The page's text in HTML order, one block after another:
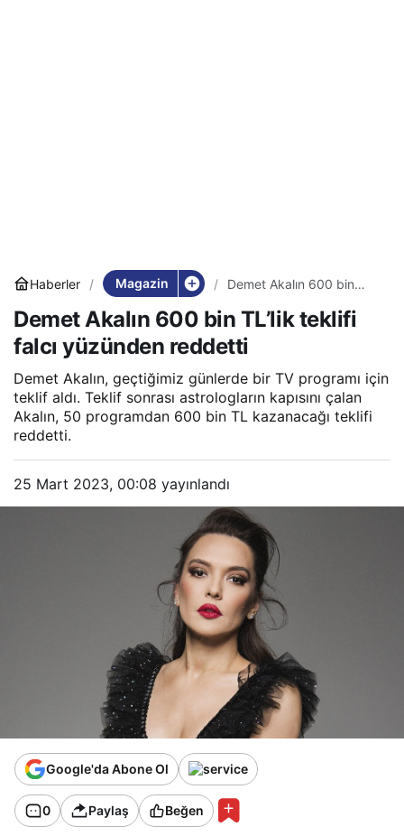
Haberler Magazin
Demet Akalın 600 bin
yüzünden reddetti
Demet Akalın 600 bin TL’lik teklifi
falcı yüzünden reddetti
Demet Akalın, geçtiğimiz günlerde bir TV programı için
teklif aldı. Teklif sonrası astrologların kapısını çalan
Akalın, 50 programdan 600 bin TL kazanacağı teklifi
reddetti.
25 Mart 2023, 00:08 yayınlandı
Google'da Abone Ol
0 Paylaş Beğen